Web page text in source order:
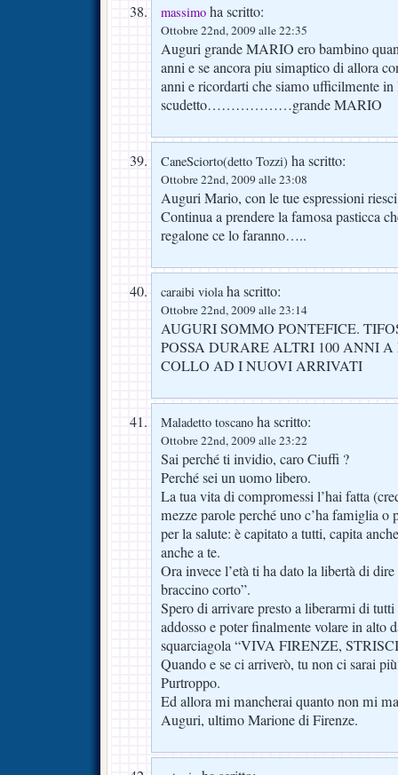
massimo ha scritto:
Ottobre 22nd, 2009 alle 22:35
Auguri grande MARIO ero bambino
anni e se ancora piu simaptico di allora
anni e ricordarti che siamo ufficilmente in
scudetto………………grande MARIO
CaneSciorto(detto Tozzi) ha scritto:
Ottobre 22nd, 2009 alle 23:08
Auguri Mario, con le tue espressioni
Continua a prendere la famosa pasticca
regalone ce lo faranno…..
caraibi violaha scritto:
Ottobre 22nd, 2009 alle 23:14
AUGURI SOMMO PONTEFICE.
POSSA DURARE ALTRI 100 ANNI
COLLO AD I NUOVI ARRIVATI
Maladetto toscano ha scritto:
Ottobre 22nd, 2009 alle 23:22
Sai perché ti invidio, caro Ciuffi ?
Perché sei un uomo libero.
La tua vita di compromessi l’hai fatta
mezze parole perché uno c’ha famiglia o
per la salute: è capitato a tutti, capita
anche a te.
Ora invece l’età ti ha dato la libertà di
braccino corto”.
Spero di arrivare presto a liberarmi di
addosso e poter finalmente volare in alto
squarciagola “VIVA FIRENZE,
Quando e se ci arriverò, tu non ci sarai
Purtroppo.
Ed allora mi mancherai quanto non mi
Auguri, ultimo Marione di Firenze.